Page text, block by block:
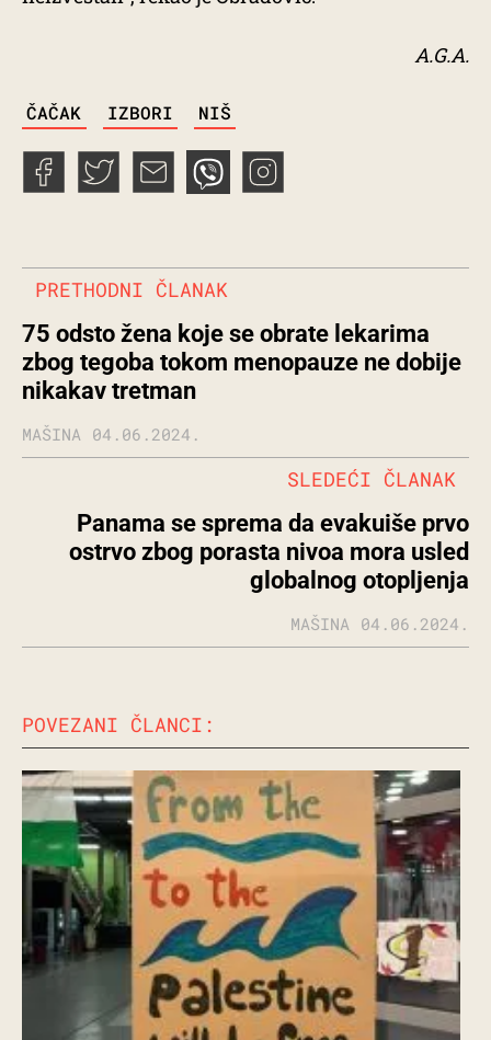
A.G.A.
TAGS
ČAČAK IZBORI NIŠ
PRETHODNI ČLANAK
75 odsto žena koje se obrate lekarima
zbog tegoba tokom menopauze ne dobije
nikakav tretman
MAŠINA 04.06.2024.
Panama se sprema da evakuiše prvo
ostrvo zbog porasta nivoa mora usled
globalnog otopljenja
SLEDEĆI ČLANAK
MAŠINA 04.06.2024.
POVEZANI ČLANCI: